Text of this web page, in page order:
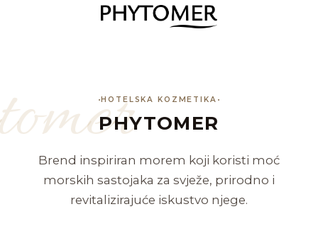
HOTELSKA KOZMETIKA
PHYTOMER
Brend inspiriran morem koji koristi moć
morskih sastojaka za svježe, prirodno i
revitalizirajuće iskustvo njege.